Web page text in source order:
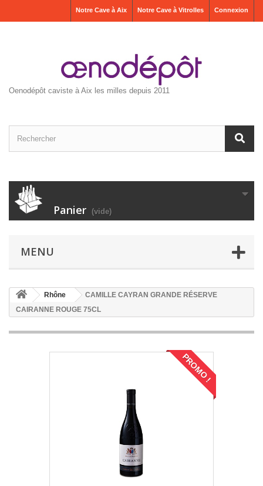
Connexion
Notre Cave à Vitrolles
Notre Cave à Aix
Oenodépôt caviste à Aix les milles depuis 2011
Panier (vide)
MENU
Rhône
CAMILLE CAYRAN GRANDE RÉSERVE
CAIRANNE ROUGE 75CL
PROMO !